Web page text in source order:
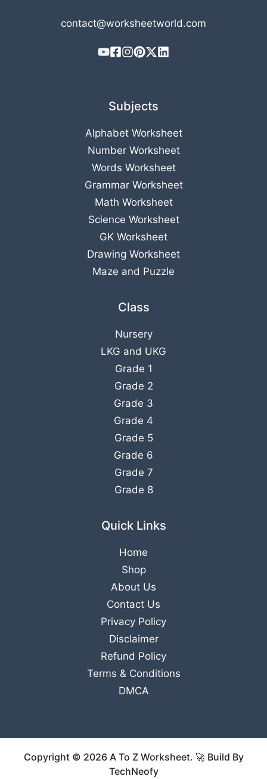
contact@worksheetworld.com
Subjects
Alphabet Worksheet
Number Worksheet
Words Worksheet
Grammar Worksheet
Math Worksheet
Science Worksheet
GK Worksheet
Drawing Worksheet
Maze and Puzzle
Class
Nursery
LKG and UKG
Grade 1
Grade 2
Grade 3
Grade 4
Grade 5
Grade 6
Grade 7
Grade 8
Quick Links
Home
Shop
About Us
Contact Us
Privacy Policy
Disclaimer
Refund Policy
Terms & Conditions
DMCA
Copyright © 2026 A To Z Worksheet. 🚀 Build By
TechNeofy